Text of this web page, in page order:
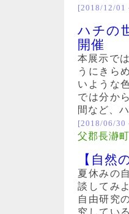
[2018/12/01
ハチの
開催
本展示で
うにきら
いような
では分か
間など、
[2018/06/30
父郡長瀞町
【自然
夏休みの
談してみ
自由研究
究してい